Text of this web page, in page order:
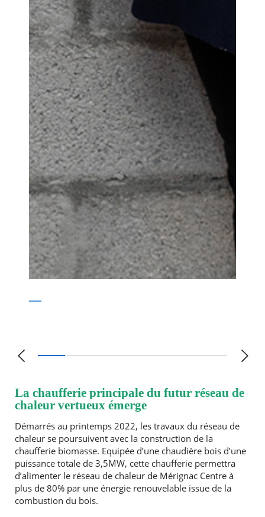
La chaufferie principale du futur réseau de
chaleur vertueux émerge
Démarrés au printemps 2022, les travaux du réseau de
chaleur se poursuivent avec la construction de la
chaufferie biomasse. Equipée d’une chaudière bois d’une
puissance totale de 3,5MW, cette chaufferie permettra
d’alimenter le réseau de chaleur de Mérignac Centre à
plus de 80% par une énergie renouvelable issue de la
combustion du bois.